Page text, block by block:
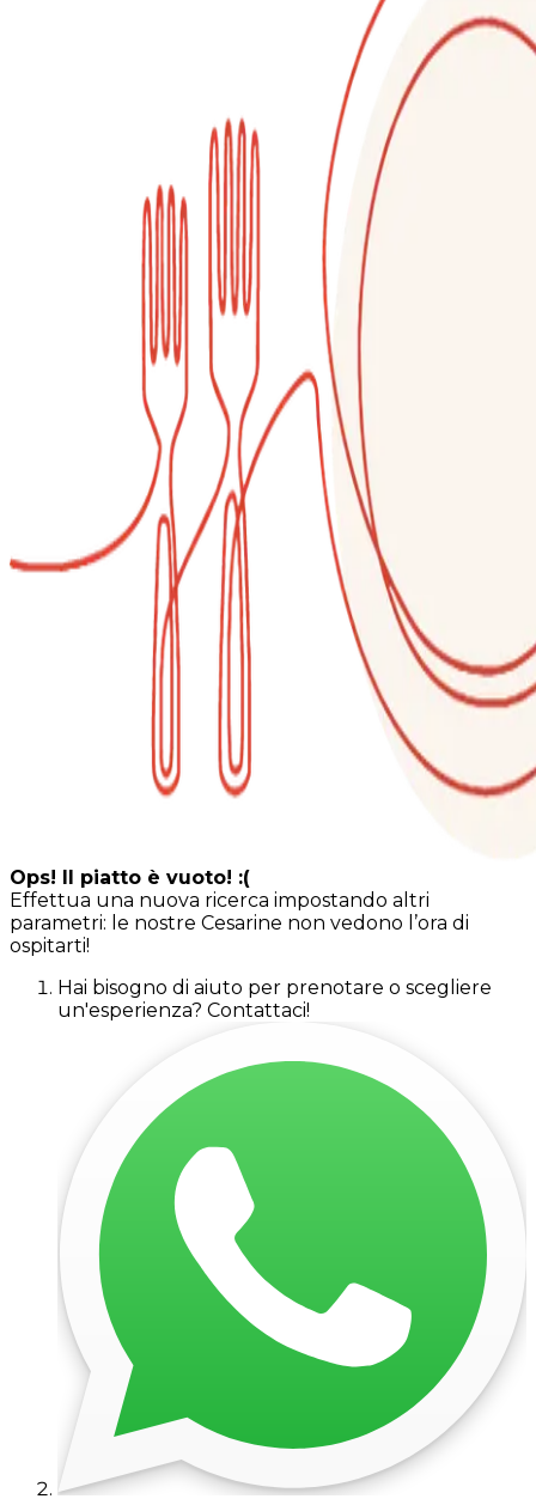
Ops! Il piatto è vuoto! :(
Effettua una nuova ricerca impostando altri
parametri: le nostre Cesarine non vedono l’ora di
ospitarti!
Hai bisogno di aiuto per prenotare o scegliere
un'esperienza? Contattaci!